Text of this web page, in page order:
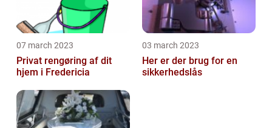
07 march 2023
Privat rengøring af dit
hjem i Fredericia
03 march 2023
Her er der brug for en
sikkerhedslås